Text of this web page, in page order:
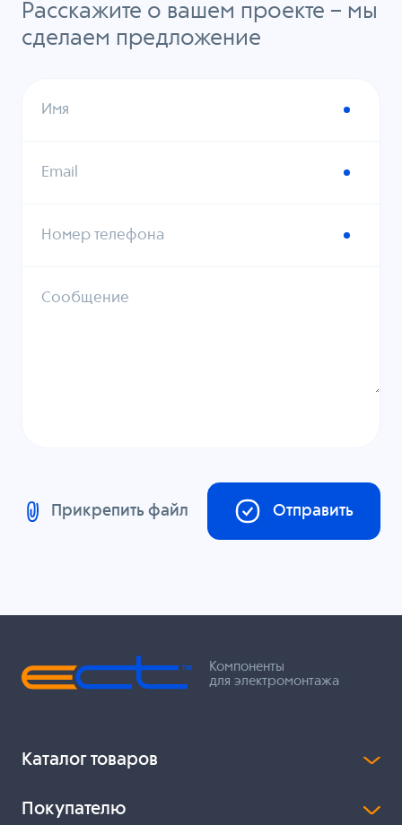
Расскажите о вашем проекте – мы
сделаем предложение
Имя
Email
Номер телефона
Сообщение
Прикрепить файл Отправить
Компоненты
для электромонтажа
Каталог товаров
Покупателю